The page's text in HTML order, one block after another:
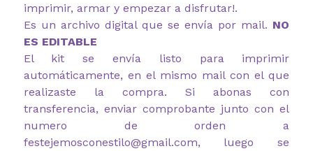
imprimir, armar y empezar a disfrutar!.
Es un archivo digital que se envía por mail. NO
ES EDITABLE
El kit se envía listo para imprimir
automáticamente, en el mismo mail con el que
realizaste la compra. Si abonas con
transferencia, enviar comprobante junto con el
numero de orden a
festejemosconestilo@gmail.com, luego se